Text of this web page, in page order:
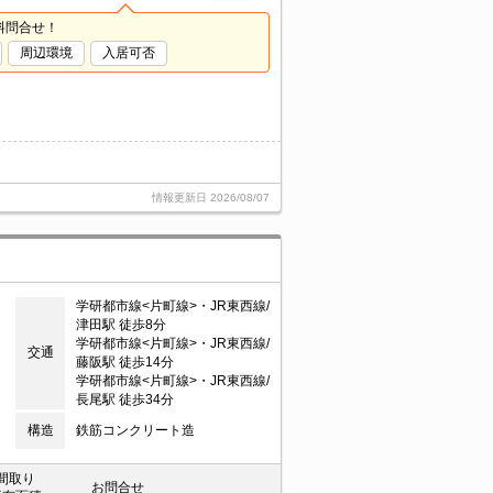
合せ！
周辺環境
入居可否
情報更新日 2026/08/07
交通
学研都市線<片町線>・JR東西線/
津田駅 徒歩8分
学研都市線<片町線>・JR東西線/
藤阪駅 徒歩14分
学研都市線<片町線>・JR東西線/
長尾駅 徒歩34分
構造 鉄筋コンクリート造
取り
お問合せ